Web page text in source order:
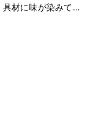
材に味が染みて、